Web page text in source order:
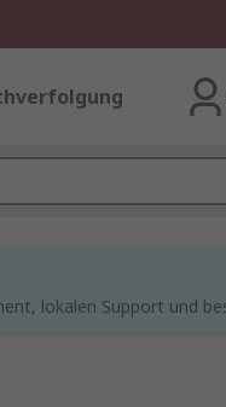
lokalen Support und